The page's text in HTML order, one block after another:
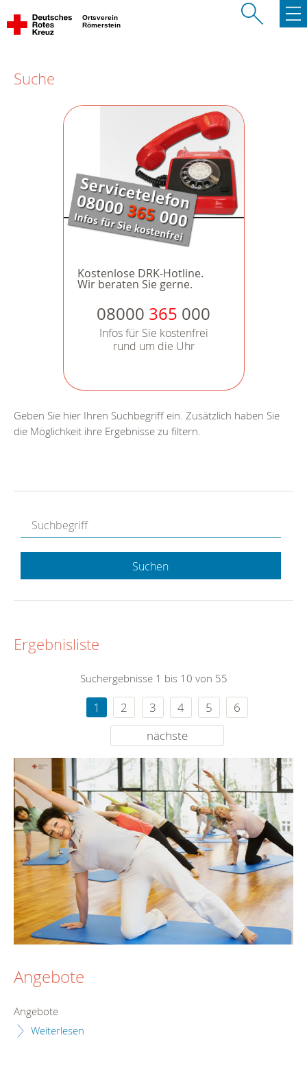
Ortsverein
Römerstein
Suche
Kostenlose DRK-Hotline.
Wir beraten Sie gerne.
08000 365 000
Infos für Sie kostenfrei
rund um die Uhr
Geben Sie hier Ihren Suchbegriff ein. Zusätzlich haben Sie
die Möglichkeit ihre Ergebnisse zu filtern.
Suchen
Ergebnisliste
Suchergebnisse 1 bis 10 von 55
1 2 3 4 5
6
nächste
Angebote
Angebote
Weiterlesen